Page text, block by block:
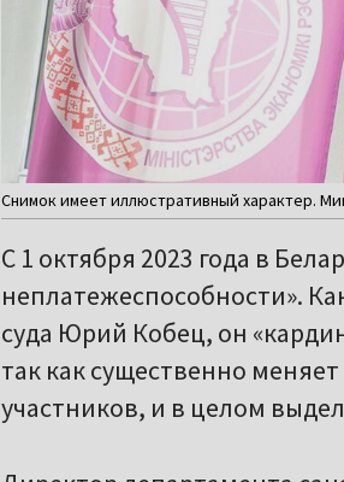
Снимок имеет иллюстративный характер.
С 1 октября 2023 года в
неплатежеспособности».
суда Юрий Кобец, он
так как существенно
участников, и в целом